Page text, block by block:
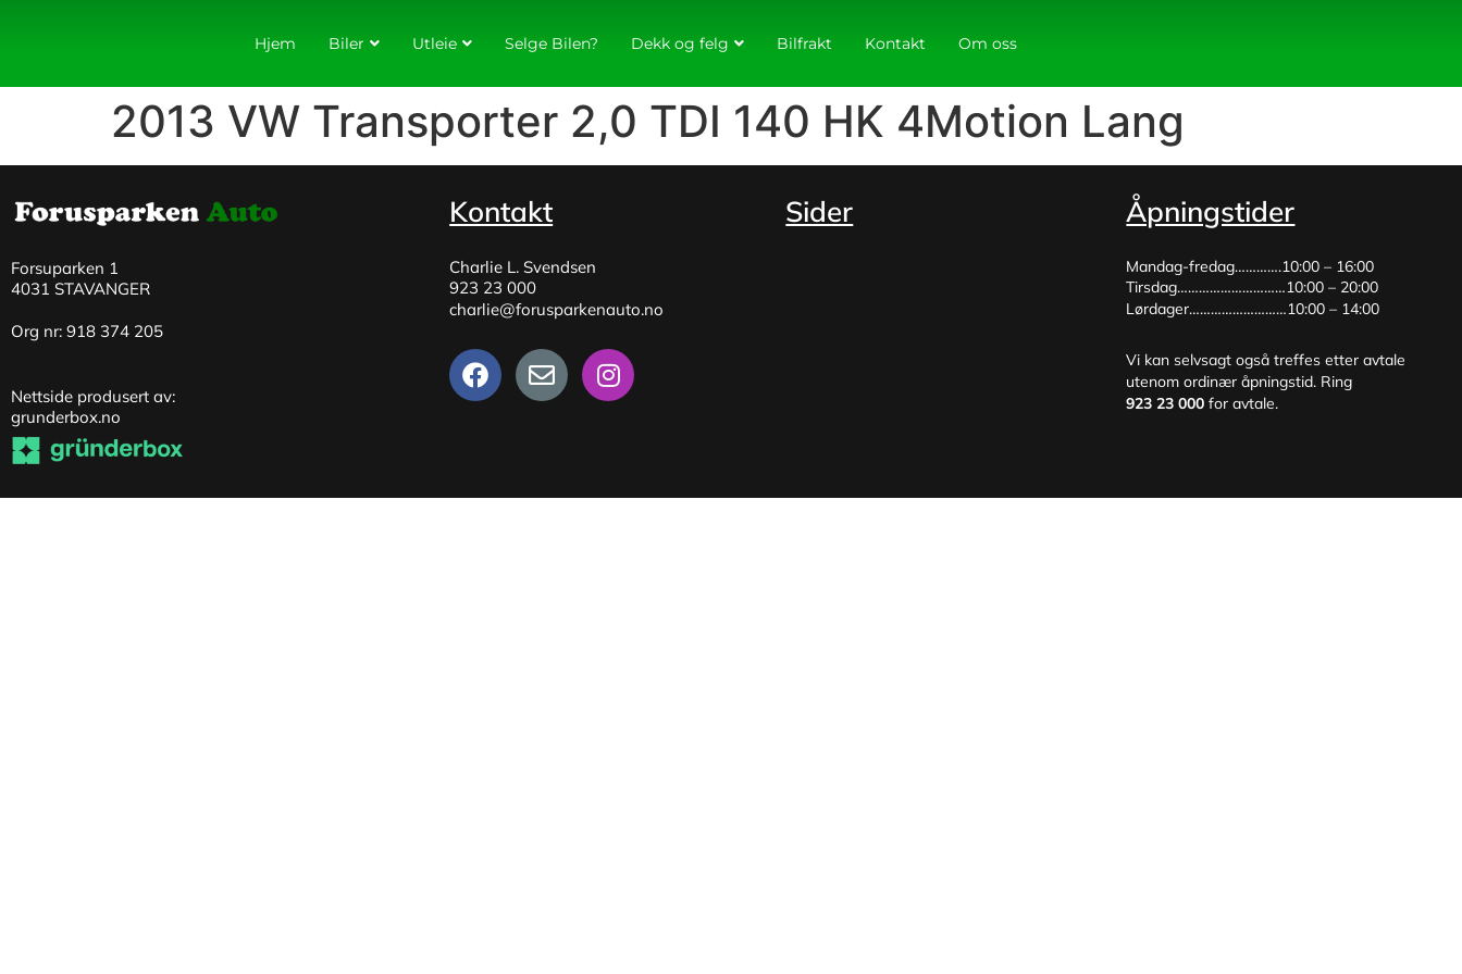
Hjem Biler Utleie Selge Bilen? Dekk og felg Bilfrakt Kontakt Om oss
2013 VW Transporter 2,0 TDI 140 HK 4Motion Lang
Forsuparken 1
4031 STAVANGER
Org nr: 918 374 205
Nettside produsert av:
grunderbox.no
Kontakt
Charlie L. Svendsen
923 23 000
charlie@forusparkenauto.no
Sider Åpningstider
Mandag-fredag………….10:00 – 16:00
Tirsdag…………………………10:00 – 20:00
Lørdager………………………10:00 – 14:00
Vi kan selvsagt også treffes etter avtale
utenom ordinær åpningstid. Ring
923 23 000 for avtale.